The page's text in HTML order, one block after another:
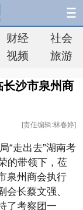
财经
社会
视频 旅游
沙市泉州商
[责任编辑:林春婷]
“走出去”湖南考
的带领下，莅
泉州商会执行
长蔡文强、
了考察团一